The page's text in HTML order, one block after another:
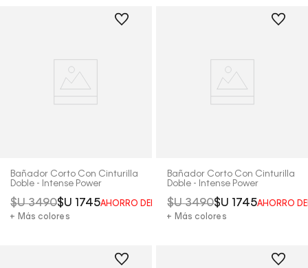
Bañador Corto Con Cinturilla
Doble - Intense Power
$U 3490$U 1745AHORRO DEL
50%
+ Más colores
Bañador Corto Con Cinturilla
Doble - Intense Power
$U 3490$U 1745AHORRO
+ Más colores